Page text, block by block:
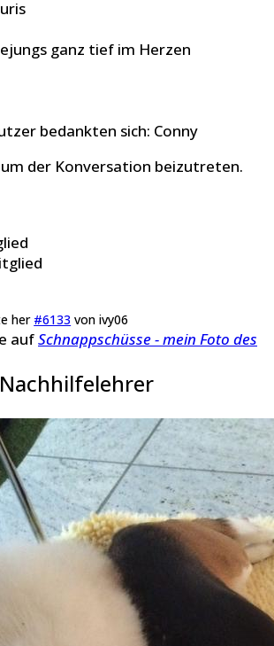
ganz tief im Herzen
bedankten sich: Conny
um der Konversation beizutreten.
her #6133 vonivy06
aufSchnappschüsse - mein Foto des
Nachhilfelehrer